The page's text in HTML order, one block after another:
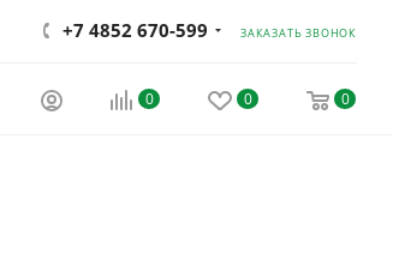
+7 4852 670-599 ЗАКАЗАТЬ ЗВОНОК
0 0 0